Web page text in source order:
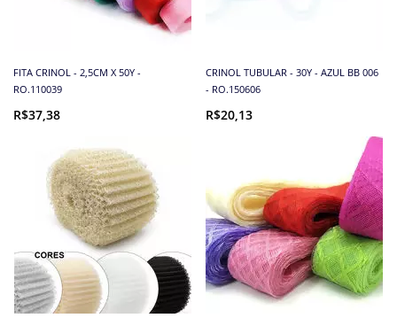
FITA CRINOL - 2,5CM X 50Y -
RO.110039
R$37,38
CRINOL TUBULAR - 30Y - AZUL BB 006
- RO.150606
R$20,13